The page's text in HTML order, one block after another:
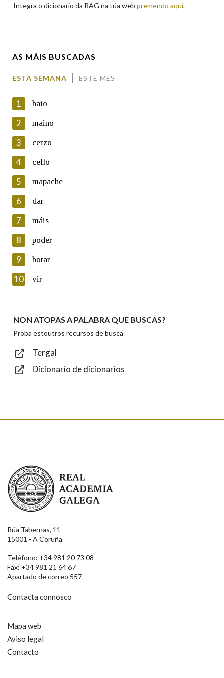
En cumprimento da normativa vixente en materia de
Protección de Datos de Carácter Persoal, a Real Academia
Galega informa a aqueles usuarios que faciliten o seu correo
electrónico, así como calquera outra información de carácter
persoal, que estes datos serán obxecto de tratamento
automatizado de carácter confidencial e incorporados aos seus
ficheiros informáticos. Así mesmo, os usuarios poderán exercer o
seu dereito de acceso, rectificación, oposición e cancelación dos
seus datos poñéndose en contacto connosco.
Lin e acepto as condicións da política de
Introduce o código que aparece na imaxe:
Texto de verificación
Integra o dicionario da RAG na túa web premendo aquí.
AS MÁIS BUSCADAS
ESTA SEMANA ESTE MES
1 baio
2 maino
3 cerzo
4 cello
5 mapache
6 dar
7 máis
8 poder
9 botar
10 vir
NON ATOPAS A PALABRA QUE BUSCAS?
Proba estoutros recursos de busca
Tergal
Dicionario de dicionarios
Real Academia Galega
Rúa Tabernas, 11
15001 - A Coruña
Teléfono: +34 981 20 73 08
Fax: +34 981 21 64 67
Apartado de correo 557
Contacta connosco
Mapa web
Aviso legal
Contacto